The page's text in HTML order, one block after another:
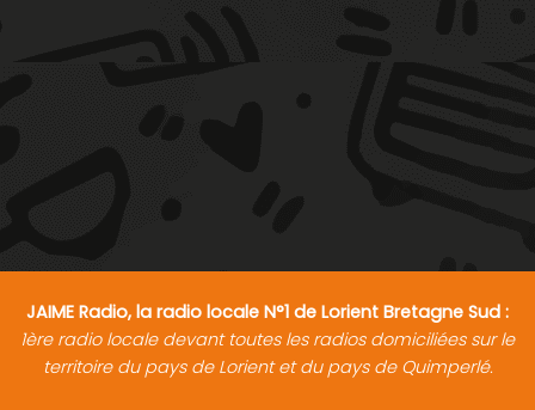
JAIME Radio, la radio locale N°1 de Lorient Bretagne Sud :
1ère radio locale devant toutes les radios domiciliées sur le
territoire du pays de Lorient et du pays de Quimperlé.